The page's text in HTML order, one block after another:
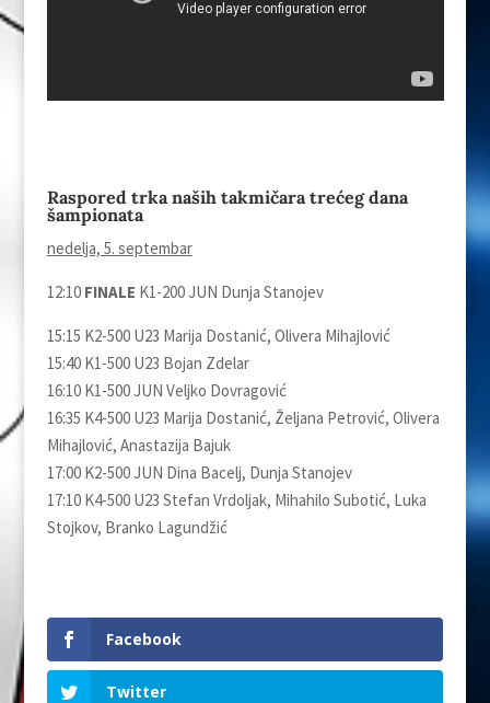
Raspored trka naših takmičara trećeg dana
šampionata
nedelja, 5. septembar
12:10 FINALE K1-200 JUN Dunja Stanojev
15:15 K2-500 U23 Marija Dostanić, Olivera Mihajlović
15:40 K1-500 U23 Bojan Zdelar
16:10 K1-500 JUN Veljko Dovragović
16:35 K4-500 U23 Marija Dostanić, Željana Petrović, Olivera
Mihajlović, Anastazija Bajuk
17:00 K2-500 JUN Dina Bacelj, Dunja Stanojev
17:10 K4-500 U23 Stefan Vrdoljak, Mihahilo Subotić, Luka
Stojkov, Branko Lagundžić
Facebook
Twitter